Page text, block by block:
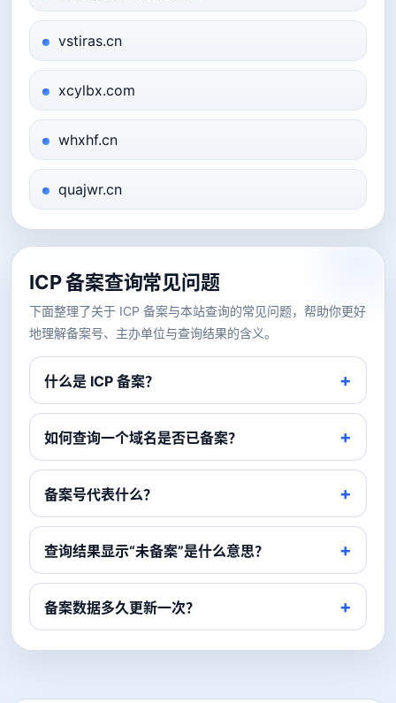
vstiras.cn
xcylbx.com
whxhf.cn
quajwr.cn
ICP 备案查询常见问题
下面整理了关于 ICP 备案与本站查询的常见问题，帮助你更好
地理解备案号、主办单位与查询结果的含义。
什么是 ICP 备案？
如何查询一个域名是否已备案？
备案号代表什么？
查询结果显示“未备案”是什么意思？
备案数据多久更新一次？